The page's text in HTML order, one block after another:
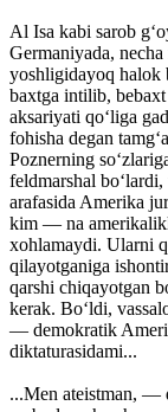
Al Isa kabi sarob
Germaniyada,
yoshligidayoq halok
baxtga intilib,
aksariyati qo‘liga
fohisha degan
Poznerning
feldmarshal
arafasida Amerika
kim — na
xohlamaydi. Ularni
qilayotganiga
qarshi chiqayotgan
kerak. Bo‘ldi,
— demokratik
diktaturasidami...
...Men ateistman, —